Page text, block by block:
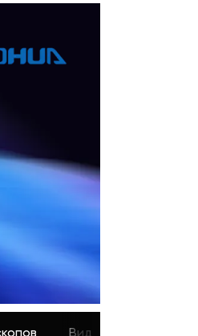
Цифровизация
Консалтинг
in